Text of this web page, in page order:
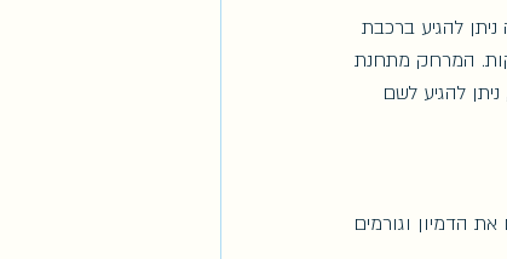
להגיע ברכבת
כל 20 דקות מתחנת רכבת רוסו שנמצאת במרכז העיר. הנסיעה נמשכת כ45 דקות. המרחק מתחנת
סינטרה שם נמצאים הארמונות ומוקדי העניין העיקריים הוא 1.5 ק"מ, ניתן להגיע לשם
הדמיון וגורמים